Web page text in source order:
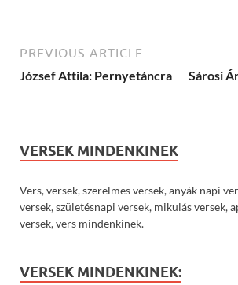
PREVIOUS ARTICLE
József Attila: Pernyetáncra
Sárosi
VERSEK MINDENKINEK
Vers, versek, szerelmes versek, anyák napi
versek, születésnapi versek, mikulás versek,
versek, vers mindenkinek.
VERSEK MINDENKINEK: